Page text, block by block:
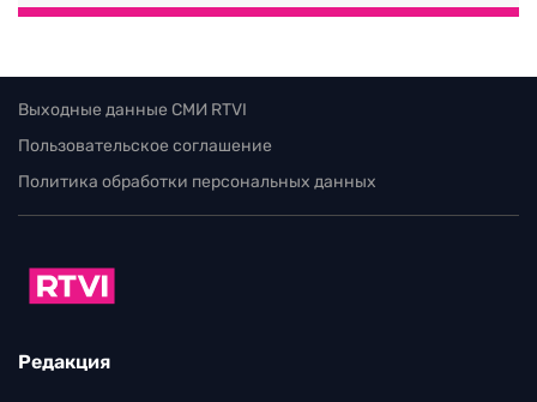
Выходные данные СМИ RTVI
Пользовательское соглашение
Политика обработки персональных данных
Редакция